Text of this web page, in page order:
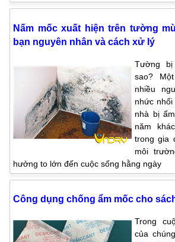
Nấm mốc xuất hiện trên tường
bạn nguyên nhân và cách xử lý
Tường
sao?
nhiều
nhức
nhà bị
năm
trong gia
môi
hưởng to lớn đến cuộc sống hằng ngày
Công dụng chống ẩm mốc cho
Trong
của